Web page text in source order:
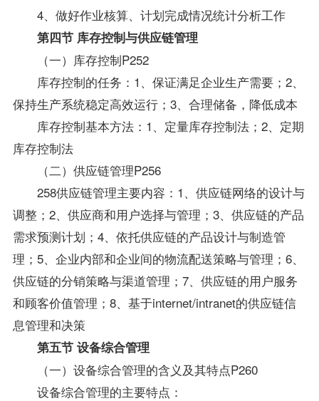
4、做好作业核算、计划完成情况统计分析工作
第四节 库存控制与供应链管理
（一）库存控制P252
库存控制的任务：1、保证满足企业生产需要；2、
保持生产系统稳定高效运行；3、合理储备，降低成本
库存控制基本方法：1、定量库存控制法；2、定期
库存控制法
（二）供应链管理P256
258供应链管理主要内容：1、供应链网络的设计与
调整；2、供应商和用户选择与管理；3、供应链的产品
需求预测计划；4、依托供应链的产品设计与制造管
理；5、企业内部和企业间的物流配送策略与管理；6、
供应链的分销策略与渠道管理；7、供应链的用户服务
和顾客价值管理；8、基于internet/intranet的供应链信
息管理和决策
第五节 设备综合管理
（一）设备综合管理的含义及其特点P260
设备综合管理的主要特点：